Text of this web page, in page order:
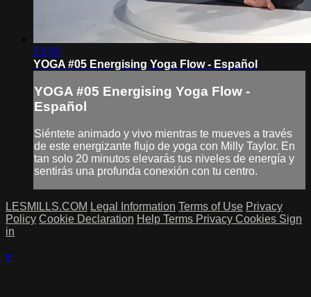
23:00
YOGA #05 Energising Yoga Flow - Español
YOGA #05 Energising Yoga Flow -
Español
Siéntete animado y vivo mientras te mueves a través
de este energizante flujo de yoga con Milly Taylor. En
tan solo 20 minutos elevarás tus niveles de energía y
sentirás una profunda conexión con tu centro.
LESMILLS.COM Legal Information Terms of Use Privacy
Policy Cookie Declaration Help Terms Privacy Cookies Sign
in
×